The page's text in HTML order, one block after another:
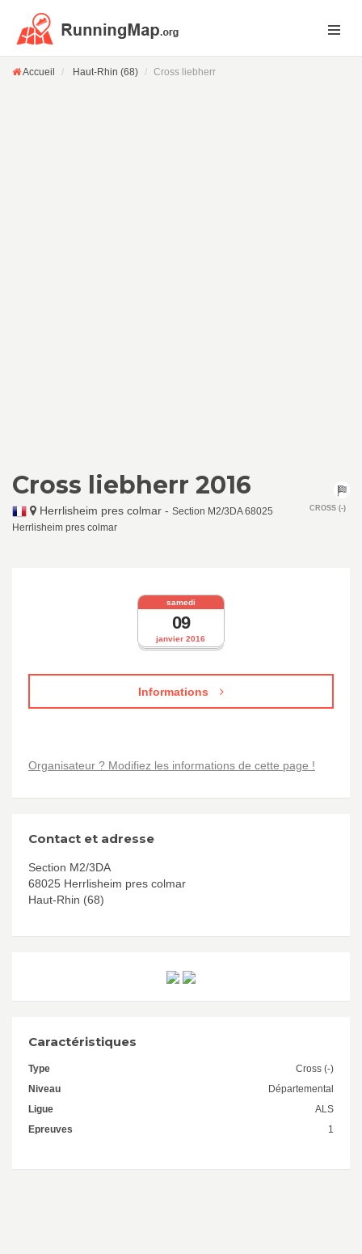
Accueil Haut-Rhin (68) Cross liebherr
Cross liebherr 2016
Herrlisheim pres colmar - Section M2/3DA 68025
Herrlisheim pres colmar
CROSS (-)
janvier 2016
samedi
09
Informations
Organisateur ? Modifiez les informations de cette page !
Contact et adresse
Section M2/3DA
68025 Herrlisheim pres colmar
Haut-Rhin (68)
Caractéristiques
Type
Cross (-)
Niveau
Départemental
Ligue
ALS
Epreuves
1